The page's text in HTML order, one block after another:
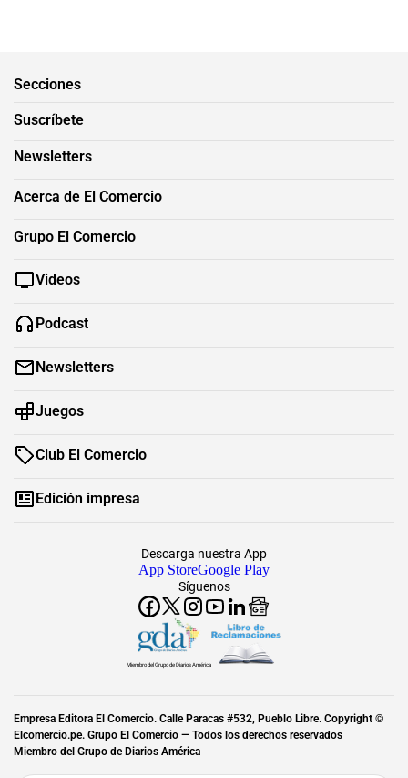
Secciones
Suscríbete
Newsletters
Acerca de El Comercio
Grupo El Comercio
Videos
Podcast
Newsletters
Juegos
Club El Comercio
Edición impresa
Síguenos
Descarga nuestra App
App StoreGoogle Play
Miembro del Grupo de Diarios América
Empresa Editora El Comercio. Calle Paracas #532, Pueblo Libre. Copyright ©
Elcomercio.pe. Grupo El Comercio — Todos los derechos reservados
Miembro del Grupo de Diarios América